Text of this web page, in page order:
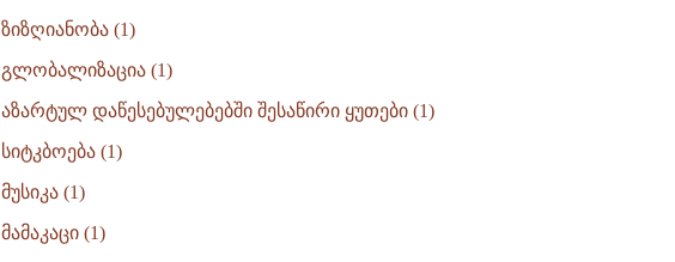
ზიზღიანობა (1)
გლობალიზაცია (1)
აზარტულ დაწესებულებებში შესაწირი ყუთები (1)
სიტკბოება (1)
მუსიკა (1)
მამაკაცი (1)